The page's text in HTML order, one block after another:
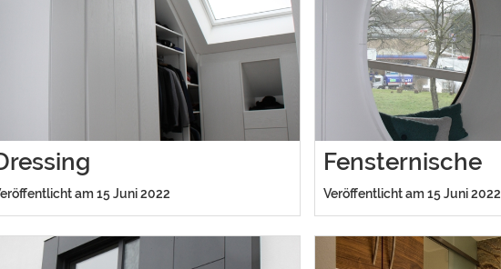
am 15 Juni 2022
Fensternische
Veröffentlicht am 15 Juni 2022